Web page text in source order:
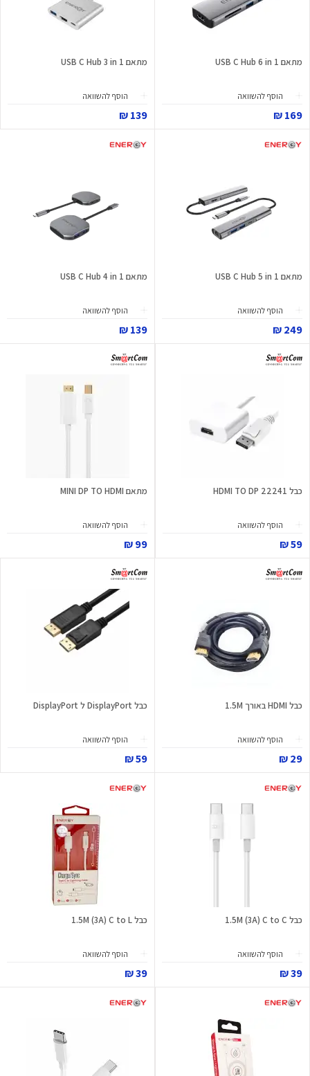
מתאם USB C Hub 6 in 1
הוסף להשוואה
169 ₪
מתאם USB C Hub 3 in 1
הוסף להשוואה
139 ₪
מתאם USB C Hub 5 in 1
הוסף להשוואה
249 ₪
מתאם USB C Hub 4 in 1
הוסף להשוואה
139 ₪
כבל HDMI TO DP 22241
הוסף להשוואה
59 ₪
מתאם MINI DP TO HDMI
הוסף להשוואה
99 ₪
כבל HDMI באורך 1.5M
הוסף להשוואה
29 ₪
כבל DisplayPort ל DisplayPort
הוסף להשוואה
59 ₪
כבל 1.5M (3A) C to C
הוסף להשוואה
39 ₪
כבל 1.5M (3A) C to L
הוסף להשוואה
39 ₪